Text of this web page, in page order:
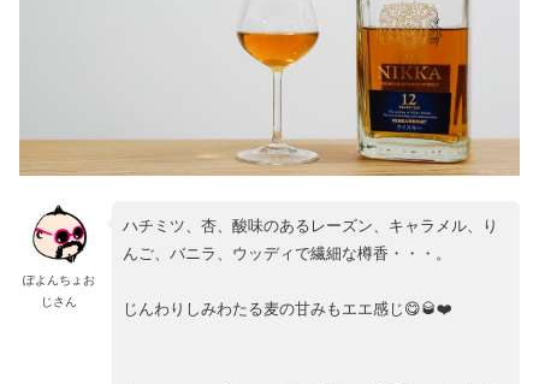
ぽよんちょお
じさん
ハチミツ、杏、酸味のあるレーズン、キャラメル、り
んご、バニラ、ウッディで繊細な樽香・・・。
じんわりしみわたる麦の甘みもエエ感じ😋🥃❤️